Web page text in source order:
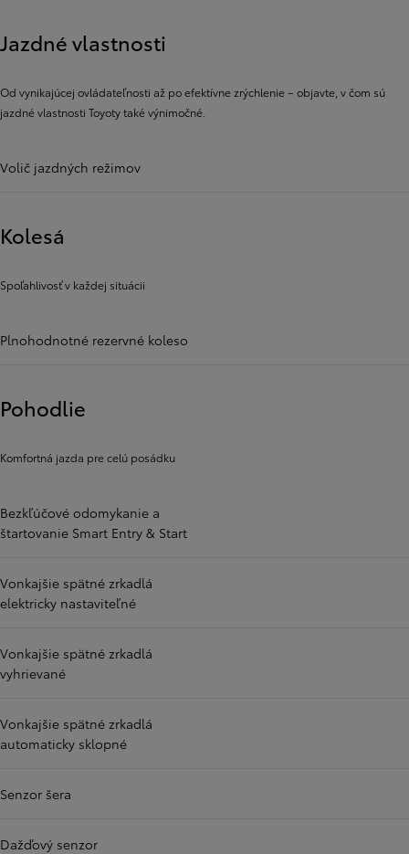
Jazdné vlastnosti
Od vynikajúcej ovládateľnosti až po efektívne zrýchlenie – objavte, v čom sú
jazdné vlastnosti Toyoty také výnimočné.
Volič jazdných režimov
Kolesá
Spoľahlivosť v každej situácii
Plnohodnotné rezervné koleso
Pohodlie
Komfortná jazda pre celú posádku
Bezkľúčové odomykanie a
štartovanie Smart Entry & Start
Vonkajšie spätné zrkadlá
elektricky nastaviteľné
Vonkajšie spätné zrkadlá
vyhrievané
Vonkajšie spätné zrkadlá
automaticky sklopné
Senzor šera
Dažďový senzor